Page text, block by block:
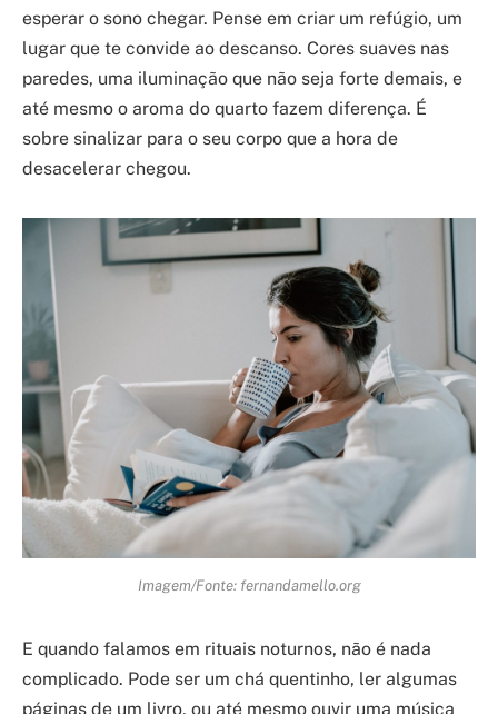
esperar o sono chegar. Pense em criar um refúgio, um
lugar que te convide ao descanso. Cores suaves nas
paredes, uma iluminação que não seja forte demais, e
até mesmo o aroma do quarto fazem diferença. É
sobre sinalizar para o seu corpo que a hora de
desacelerar chegou.
Imagem/Fonte: fernandamello.org
E quando falamos em rituais noturnos, não é nada
complicado. Pode ser um chá quentinho, ler algumas
páginas de um livro, ou até mesmo ouvir uma música